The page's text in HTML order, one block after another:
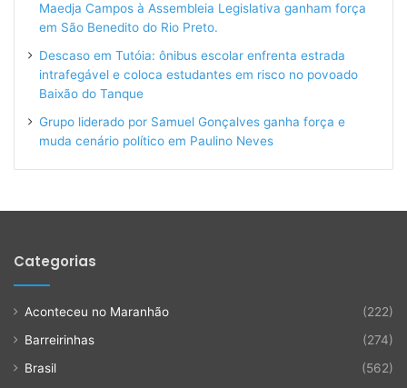
Maedja Campos à Assembleia Legislativa ganham força
em São Benedito do Rio Preto.
Descaso em Tutóia: ônibus escolar enfrenta estrada
intrafegável e coloca estudantes em risco no povoado
Baixão do Tanque
Grupo liderado por Samuel Gonçalves ganha força e
muda cenário político em Paulino Neves
Categorias
Aconteceu no Maranhão
(222)
Barreirinhas
(274)
Brasil
(562)